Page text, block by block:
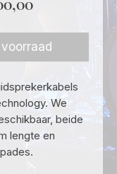
We
beide
lengte en